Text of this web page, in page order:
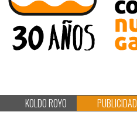
KOLDO ROYO PUBLICIDAD